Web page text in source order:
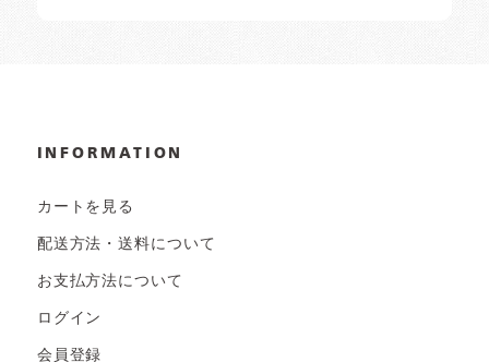
INFORMATION
カートを見る
配送方法・送料について
お支払方法について
ログイン
会員登録